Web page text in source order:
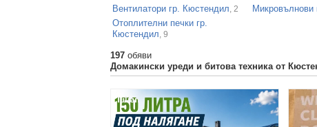
Вентилатори гр. Кюстендил, 2
Отоплителни печки гр.
Кюстендил, 9
Микровълнови
197 обяви
Домакински уреди и битова техника от